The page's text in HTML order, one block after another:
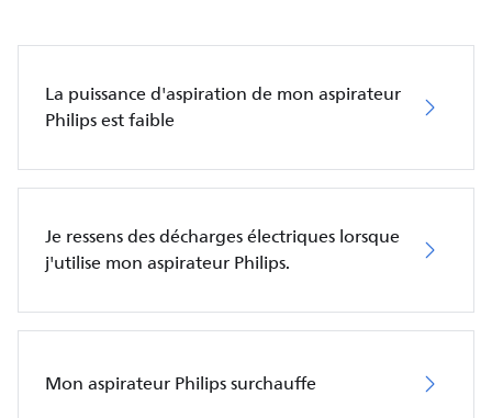
La puissance d'aspiration de mon aspirateur
Philips est faible
Je ressens des décharges électriques lorsque
j'utilise mon aspirateur Philips.
Mon aspirateur Philips surchauffe